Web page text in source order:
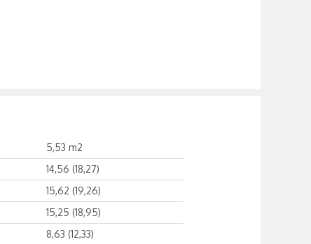
5,53 m2
14,56 (18,27)
15,62 (19,26)
15,25 (18,95)
8,63 (12,33)